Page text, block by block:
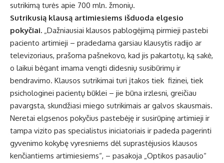
sutrikimą turės apie 700 mln. žmonių.
Sutrikusią klausą artimiesiems išduoda elgesio
pokyčiai. „Dažniausiai klausos pablogėjimą pirmieji pastebi
paciento artimieji – pradedama garsiau klausytis radijo ar
televizoriaus, prašoma pašnekovo, kad jis pakartotų, ką sakė,
o laikui bėgant imama vengti didesnių susibūrimų ir
bendravimo. Klausos sutrikimai turi įtakos tiek fizinei, tiek
psichologinei pacientų būklei – jie būna irzlesni, greičiau
pavargsta, skundžiasi miego sutrikimais ar galvos skausmais.
Neretai elgsenos pokyčius pastebėję ir susirūpinę artimieji ir
tampa vizito pas specialistus iniciatoriais ir padeda pagerinti
gyvenimo kokybę vyresniems dėl suprastėjusios klausos
kenčiantiems artimiesiems“, – pasakoja „Optikos pasaulio“